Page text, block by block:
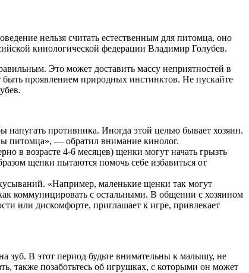
нельзя считать естественным для питомца, оно
кинологической федерации Владимир Голубев.
Это может доставить массу неприятностей в
проявлением природных инстинктов. Не пускайте
противника. Иногда этой целью бывает хозяин.
питомца», — обратил внимание кинолог.
в возрасте 4-6 месяцев) щенки могут начать грызть
щенки пытаются помочь себе избавиться от
«Например, маленькие щенки так могут
коммуницировать с остальными. В общении с хозяином
или дискомфорте, приглашает к игре, привлекает
зуб. В этот период будьте внимательны к малышу, не
также позаботьтесь об игрушках, с которыми он может